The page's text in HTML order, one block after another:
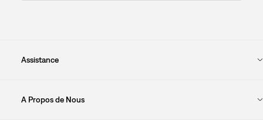
Assistance
A Propos de Nous